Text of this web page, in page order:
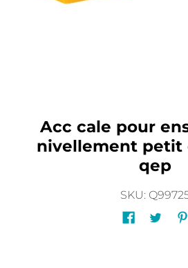
Acc cale pour
nivellement petit
qep
SKU: